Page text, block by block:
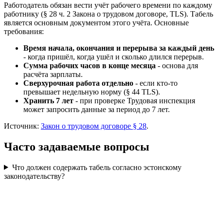
Работодатель обязан вести учёт рабочего времени по каждому
работнику (§ 28 ч. 2 Закона о трудовом договоре, TLS). Табель
является основным документом этого учёта. Основные
требования:
Время начала, окончания и перерыва за каждый день
- когда пришёл, когда ушёл и сколько длился перерыв.
Сумма рабочих часов в конце месяца - основа для
расчёта зарплаты.
Сверхурочная работа отдельно - если кто-то
превышает недельную норму (§ 44 TLS).
Хранить 7 лет - при проверке Трудовая инспекция
может запросить данные за период до 7 лет.
Источник: Закон о трудовом договоре § 28.
Часто задаваемые вопросы
Что должен содержать табель согласно эстонскому
законодательству?